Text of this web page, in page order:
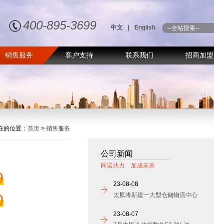
400-895-3699 中文 English
销售服务 客户支持 联系我们 招商加盟
公司新闻
同诺共力 加成未来
23-08-08
太原将新建一大型仓储物流中心
23-08-07
的位置： 首页 > 销售服务